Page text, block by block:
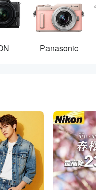
Panasonic